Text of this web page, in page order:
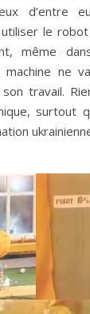
d’entre
le
même
ne
travail.
surtout